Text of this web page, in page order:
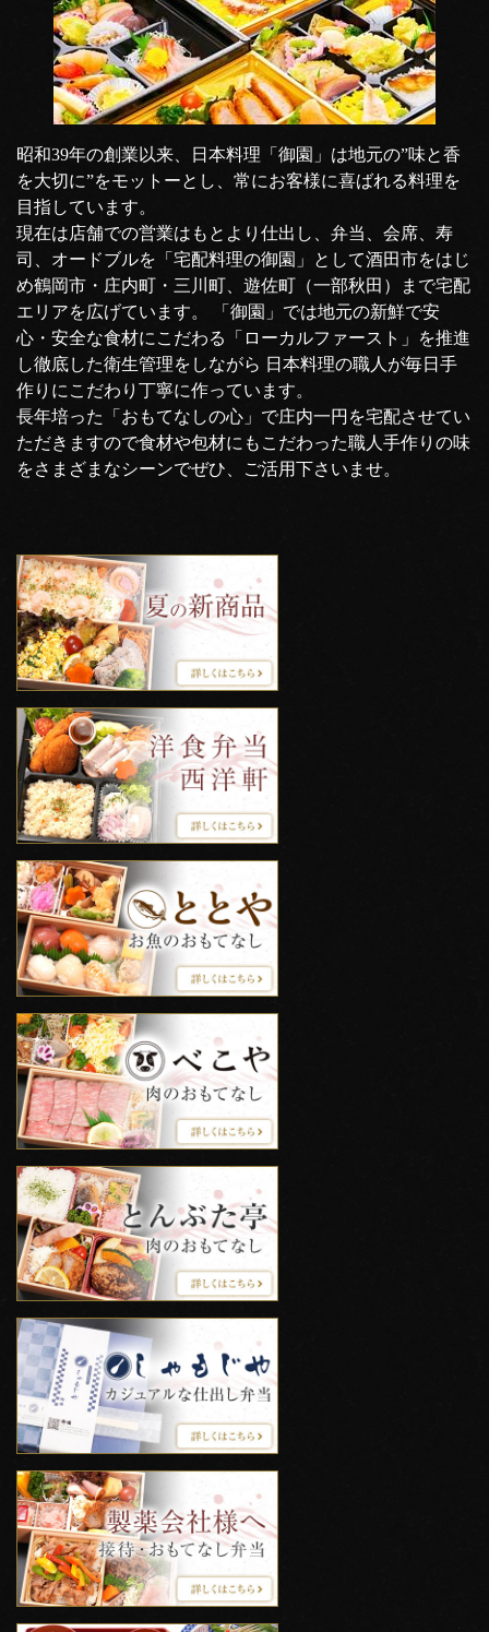
昭和39年の創業以来、日本料理「御園」は地元の”味と香
を大切に”をモットーとし、常にお客様に喜ばれる料理を
目指しています。
現在は店舗での営業はもとより仕出し、弁当、会席、寿
司、オードブルを「宅配料理の御園」として酒田市をはじ
め鶴岡市・庄内町・三川町、遊佐町（一部秋田）まで宅配
エリアを広げています。 「御園」では地元の新鮮で安
心・安全な食材にこだわる「ローカルファースト」を推進
し徹底した衛生管理をしながら 日本料理の職人が毎日手
作りにこだわり丁寧に作っています。
長年培った「おもてなしの心」で庄内一円を宅配させてい
ただきますので食材や包材にもこだわった職人手作りの味
をさまざまなシーンでぜひ、ご活用下さいませ。